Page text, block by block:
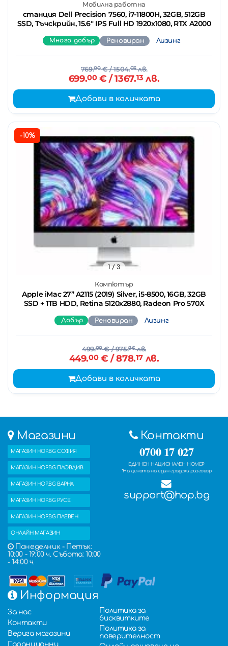
Мобилна работна
станция Dell Precision 7560, i7-11800H, 32GB, 512GB
SSD, Тъчскрийн, 15.6'' IPS Full HD 1920x1080, RTX A2000
Много добър Реновиран Лизинг
769.00€/ 1504.03лв.
699.00€ / 1367.13 лв.
Добави в количката
-10%
Компютър
Apple iMac 27’’ A2115 (2019) Silver, i5-8500, 16GB, 32GB
SSD + 1TB HDD, Retina 5120x2880, Radeon Pro 570X
1 / 3
Добър Реновиран Лизинг
499.00€/ 975.96лв.
449.00€ / 878.17лв.
Добави в количката
Магазини
МАГАЗИН HOP.BG СОФИЯ
МАГАЗИН HOP.BG ПЛОВДИВ
МАГАЗИН HOP.BG ВАРНА
МАГАЗИН HOP.BG РУСЕ
МАГАЗИН HOP.BG ПЛЕВЕН
ОНЛАЙН МАГАЗИН
Понеделник - Петък:
10:00 - 19:00 ч. Събота: 10:00
- 14:00 ч.
Контакти
0700 17 027
ЕДИНЕН НАЦИОНАЛЕН НОМЕР
*На цената на един градски разговор
support@hop.bg
Информация
За нас
Контакти
Верига магазини
Гаранционни
Политика за
бисквитките
Политика за
поверителност